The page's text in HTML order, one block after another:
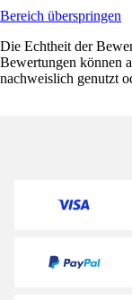
Bereich überspringen
Die Echtheit der
Bewertungen können
nachweislich genutzt